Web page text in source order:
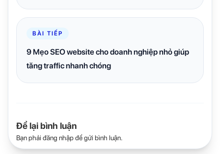
BÀI TIẾP
9 Mẹo SEO website cho doanh nghiệp nhỏ giúp
tăng traffic nhanh chóng
Để lại bình luận
Bạn phải đăng nhậpđể gửi bình luận.